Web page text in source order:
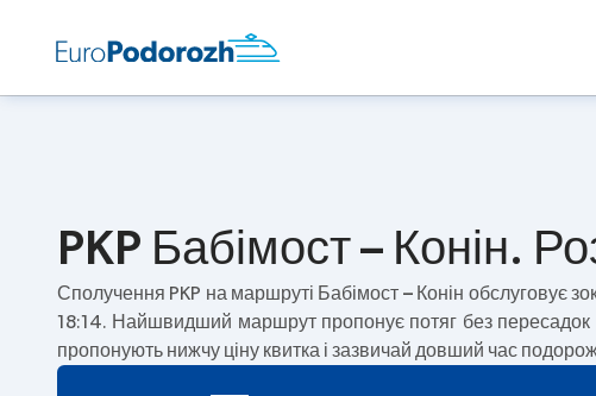
PKP Бабімост – Конін.
Сполучення PKP на маршруті Бабімост – Конін обслуговує
18:14. Найшвидший маршрут пропонує потяг без пересадок
пропонують нижчу ціну квитка і зазвичай довший час